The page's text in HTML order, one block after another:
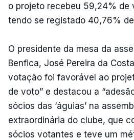
o projeto recebeu 59,24% de
tendo se registado 40,76%
O presidente da mesa da
Benfica, José Pereira da
votação foi favorável ao
de voto” e destacou a
sócios das ‘águias’ na
extraordinária do clube, que
sócios votantes e teve um